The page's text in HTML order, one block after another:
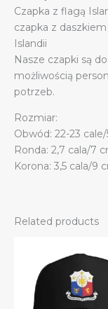
Czapka z flagą
czapka z
Islandii
Nasze czapki są
możliwością
potrzeb.
Rozmiar:
Obwód: 22-23
Ronda: 2,7 cala/7
Korona: 3,5 cala/9
Related products